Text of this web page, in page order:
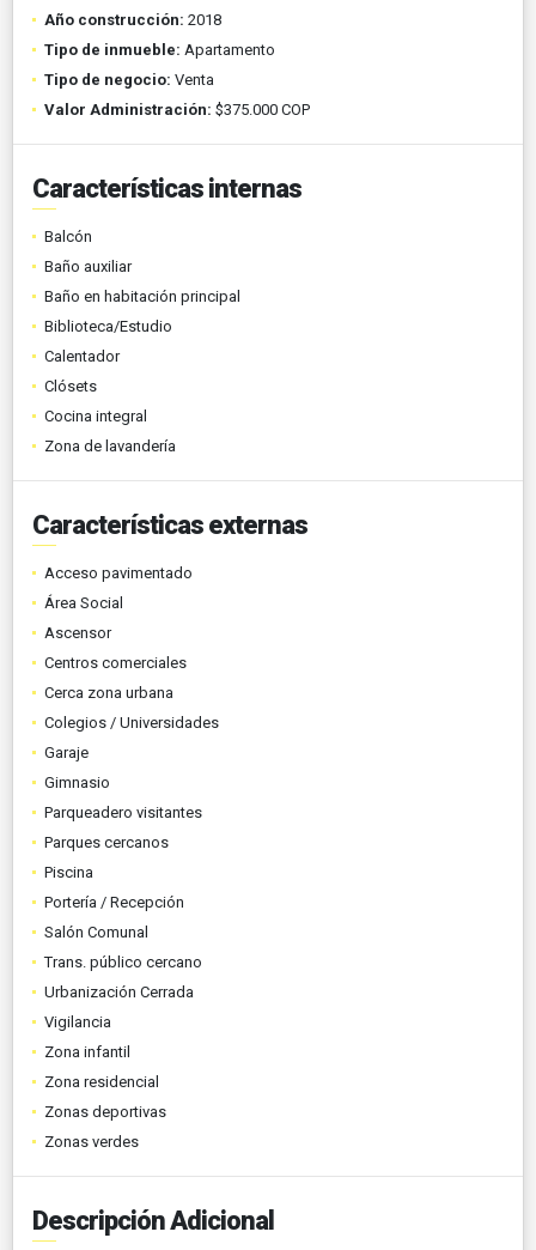
Año construcción: 2018
Tipo de inmueble: Apartamento
Tipo de negocio: Venta
Valor Administración: $375.000 COP
Características internas
Balcón
Baño auxiliar
Baño en habitación principal
Biblioteca/Estudio
Calentador
Clósets
Cocina integral
Zona de lavandería
Características externas
Acceso pavimentado
Área Social
Ascensor
Centros comerciales
Cerca zona urbana
Colegios / Universidades
Garaje
Gimnasio
Parqueadero visitantes
Parques cercanos
Piscina
Portería / Recepción
Salón Comunal
Trans. público cercano
Urbanización Cerrada
Vigilancia
Zona infantil
Zona residencial
Zonas deportivas
Zonas verdes
Descripción Adicional